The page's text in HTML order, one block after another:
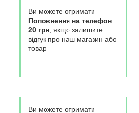
Ви можете отримати
Поповнення на телефон
20 грн, якщо залишите
відгук про наш магазин або
товар
Ви можете отримати